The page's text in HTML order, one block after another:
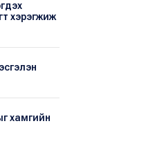
хэрэгжиж
хамгийн